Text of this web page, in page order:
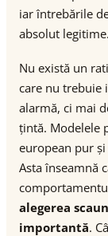
iar întrebările
absolut legitime.
Nu există un
care nu trebuie
alarmă, ci mai
țintă. Modelele
european pur
Asta înseamnă
alegerea
importantă.